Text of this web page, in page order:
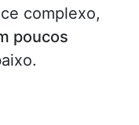
complexo,
poucos